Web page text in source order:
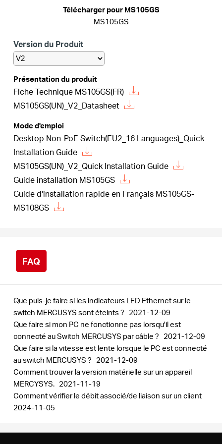
France
Français
Télécharger pour MS105GS
MS105GS
Version du Produit
Présentation du produit
Fiche Technique MS105GS(FR)
MS105GS(UN)_V2_Datasheet
Mode d'emploi
Desktop Non-PoE Switch(EU2_16 Languages)_Quick
Installation Guide
MS105GS(UN)_V2_Quick Installation Guide
Guide installation MS105GS
Guide d'installation rapide en Français MS105GS-
MS108GS
FAQ
Que puis-je faire si les indicateurs LED Ethernet sur le
switch MERCUSYS sont éteints ? 2021-12-09
Que faire si mon PC ne fonctionne pas lorsqu'il est
connecté au Switch MERCUSYS par câble ? 2021-12-09
Que faire si la vitesse est lente lorsque le PC est connecté
au switch MERCUSYS ? 2021-12-09
Comment trouver la version matérielle sur un appareil
MERCYSYS. 2021-11-19
Comment vérifier le débit associé/de liaison sur un client
2024-11-05